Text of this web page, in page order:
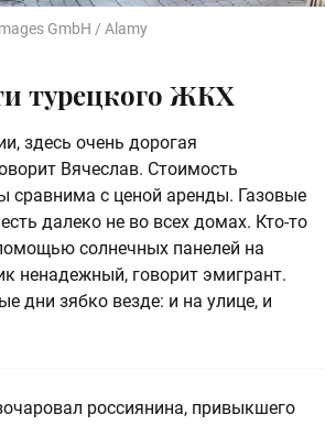
GmbH / Alamy
турецкого ЖКХ
здесь очень дорогая
Вячеслав. Стоимость
сравнима с ценой аренды. Газовые
далеко не во всех домах. Кто-то
солнечных панелей на
ненадежный, говорит эмигрант.
дни зябко везде: и на улице, и
россиянина, привыкшего